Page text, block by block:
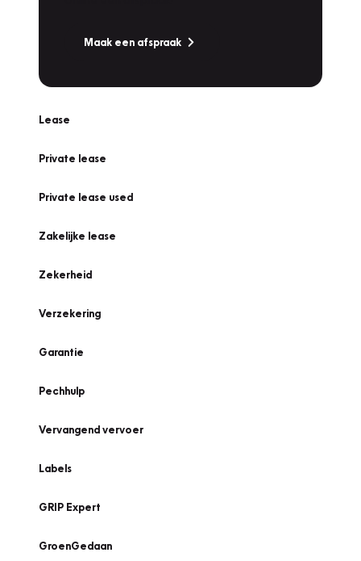
Maak een afspraak
Lease
Private lease
Private lease used
Zakelijke lease
Zekerheid
Verzekering
Garantie
Pechhulp
Vervangend vervoer
Labels
GRIP Expert
GroenGedaan